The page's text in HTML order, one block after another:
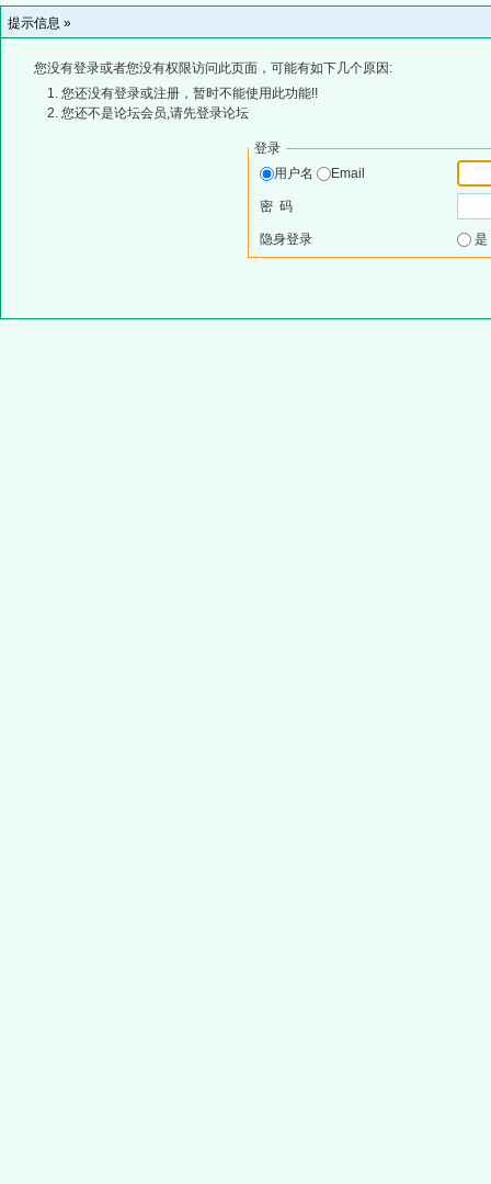
提示信息 »
您没有登录或者您没有权限访问此页面，可能有如下几个原因:
您还没有登录或注册，暂时不能使用此功能!!
您还不是论坛会员,请先登录论坛
登录
用户名
Email
密 码
隐身登录